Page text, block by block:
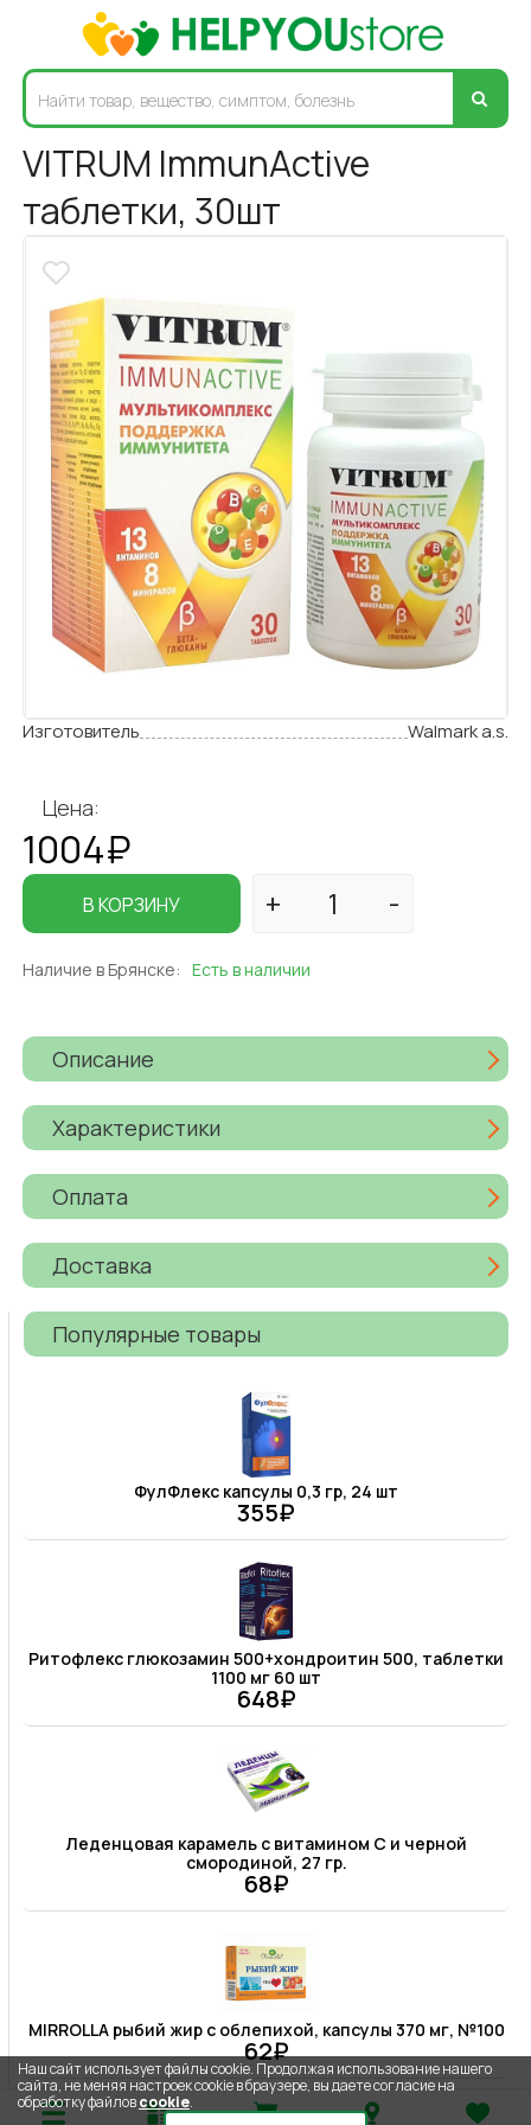
VITRUM ImmunActive
таблетки, 30шт
Изготовитель Walmark a.s.
Цена:
1004₽
В КОРЗИНУ
Наличие в Брянске: Есть в наличии
Описание
Характеристики
Оплата
Доставка
Популярные товары
ФулФлекс капсулы 0,3 гр, 24 шт
355₽
Ритофлекс глюкозамин 500+хондроитин 500, таблетки
1100 мг 60 шт
648₽
Леденцовая карамель с витамином С и черной
смородиной, 27 гр.
68₽
MIRROLLA рыбий жир с облепихой, капсулы 370 мг, №100
62₽
Наш сайт использует файлы cookie. Продолжая использование нашего
сайта, не меняя настроек cookie в браузере, вы даете согласие на
обработку файловcookie.